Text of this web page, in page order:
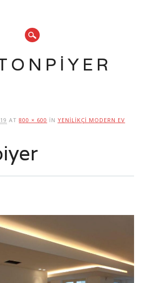
AT 800 × 600 IN YENILIKÇI MODERN EV